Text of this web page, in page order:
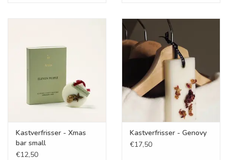
Kastverfrisser - Xmas
bar small
€12,50
Kastverfrisser - Genovy
€17,50